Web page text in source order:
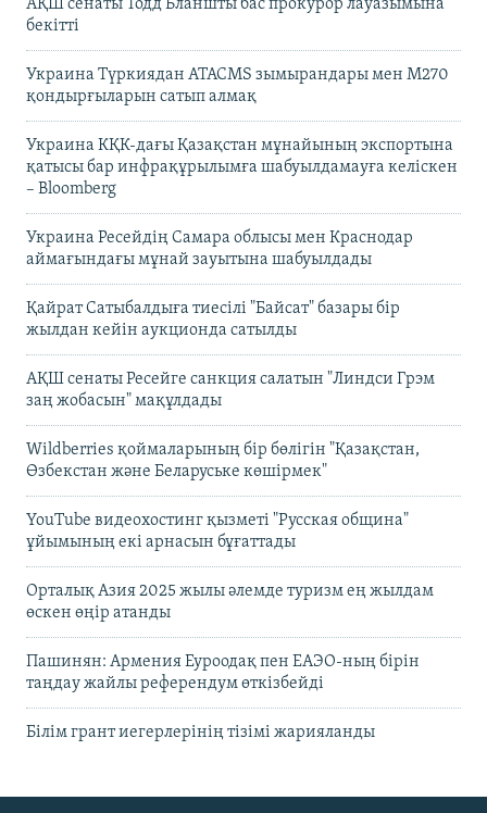
АҚШ сенаты Тодд Бланшты бас прокурор лауазымына
бекітті
Украина Түркиядан ATACMS зымырандары мен M270
қондырғыларын сатып алмақ
Украина КҚК-дағы Қазақстан мұнайының экспортына
қатысы бар инфрақұрылымға шабуылдамауға келіскен
– Bloomberg
Украина Ресейдің Самара облысы мен Краснодар
аймағындағы мұнай зауытына шабуылдады
Қайрат Сатыбалдыға тиесілі "Байсат" базары бір
жылдан кейін аукционда сатылды
АҚШ сенаты Ресейге санкция салатын "Линдси Грэм
заң жобасын" мақұлдады
Wildberries қоймаларының бір бөлігін "Қазақстан,
Өзбекстан және Беларуське көшірмек"
YouTube видеохостинг қызметі "Русская община"
ұйымының екі арнасын бұғаттады
Орталық Азия 2025 жылы әлемде туризм ең жылдам
өскен өңір атанды
Пашинян: Армения Еуроодақ пен ЕАЭО-ның бірін
таңдау жайлы референдум өткізбейді
Білім грант иегерлерінің тізімі жарияланды